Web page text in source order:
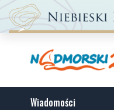
Wiadomości